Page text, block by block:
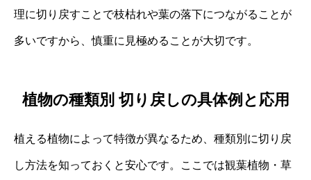
理に切り戻すことで枝枯れや葉の落下につながることが
多いですから、慎重に見極めることが大切です。
植物の種類別 切り戻しの具体例と応用
植える植物によって特徴が異なるため、種類別に切り戻
し方法を知っておくと安心です。ここでは観葉植物・草